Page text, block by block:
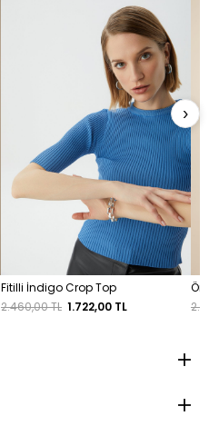
Fitilli İndigo Crop Top
2.460,00 TL 1.722,00 TL
Ön
›